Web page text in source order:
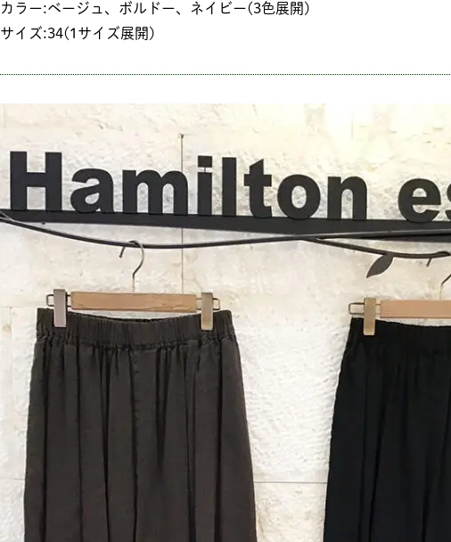
カラー:ベージュ、ボルドー、ネイビー(3色展開)
サイズ:34(1サイズ展開)